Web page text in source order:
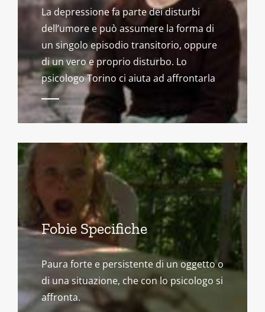
La depressione fa parte dei disturbi
dell’umore e può assumere la forma di
un singolo episodio transitorio, oppure
di un vero e proprio disturbo. Lo
psicologo Torino ci aiuta ad affrontarla
Fobie Specifiche
Paura forte e persistente di un oggetto o
di una situazione, che con lo psicologo si
affronta.